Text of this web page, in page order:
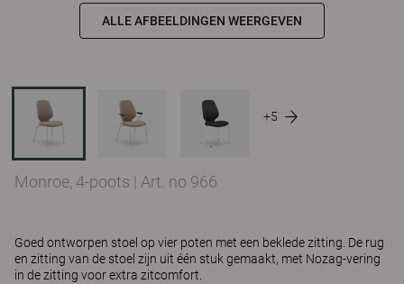
ALLE AFBEELDINGEN WEERGEVEN
+5
Monroe, 4-poots | Art. no 966
Goed ontworpen stoel op vier poten met een beklede zitting. De rug
en zitting van de stoel zijn uit één stuk gemaakt, met Nozag-vering
in de zitting voor extra zitcomfort.